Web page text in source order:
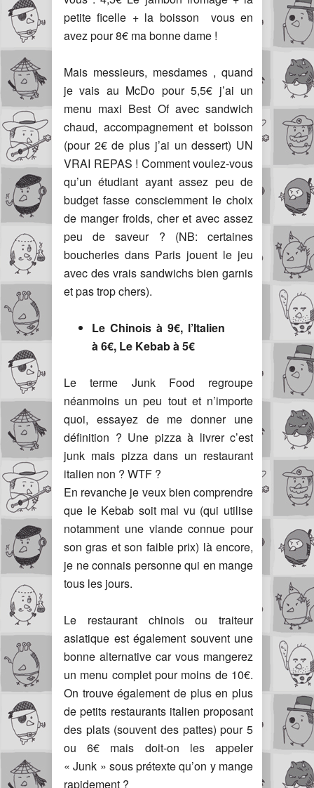
petite ficelle + la boisson vous en
avez pour 8€ ma bonne dame !
Mais messieurs, mesdames , quand
je vais au McDo pour 5,5€ j’ai un
menu maxi Best Of avec sandwich
chaud, accompagnement et boisson
(pour 2€ de plus j’ai un dessert) UN
VRAI REPAS ! Comment voulez-vous
qu’un étudiant ayant assez peu de
budget fasse consciemment le choix
de manger froids, cher et avec assez
peu de saveur ? (NB: certaines
boucheries dans Paris jouent le jeu
avec des vrais sandwichs bien garnis
et pas trop chers).
Le Chinois à 9€, l’Italien
à 6€, Le Kebab à 5€
Le terme Junk Food regroupe
néanmoins un peu tout et n’importe
quoi, essayez de me donner une
définition ? Une pizza à livrer c’est
junk mais pizza dans un restaurant
italien non ? WTF ?
En revanche je veux bien comprendre
que le Kebab soit mal vu (qui utilise
notamment une viande connue pour
son gras et son faible prix) là encore,
je ne connais personne qui en mange
tous les jours.
Le restaurant chinois ou traiteur
asiatique est également souvent une
bonne alternative car vous mangerez
un menu complet pour moins de 10€.
On trouve également de plus en plus
de petits restaurants italien proposant
des plats (souvent des pattes) pour 5
ou 6€ mais doit-on les appeler
« Junk » sous prétexte qu’on y mange
rapidement ?